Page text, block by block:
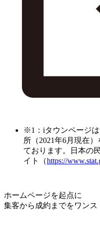
※1：iタウンページ
所（2021年6月現在
ております。日本の
イト（https://
ホームページを起点に
集客から成約までをワンス